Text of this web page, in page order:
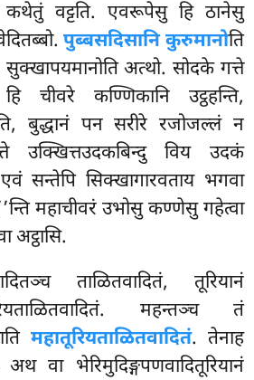
कथेतुं वट्टति. एवरूपेसु हि ठानेसु
पुब्बसदिसानि कुरुमानोति
अत्थो. सोदके गत्ते
चीवरे कण्णिकानि उट्ठहन्ति,
बुद्धानं पन सरीरे रजोजल्लं न
उक्खित्तउदकबिन्दु विय उदकं
एवं सन्तेपि सिक्खागारवताय भगवा
महाचीवरं उभोसु कण्णेसु गहेत्वा
अट्ठासि.
ताळितवादितं, तूरियानं
महन्तञ्च तं
महातूरियताळितवादितं. तेनाह
वा भेरिमुदिङ्गपणवादितूरियानं